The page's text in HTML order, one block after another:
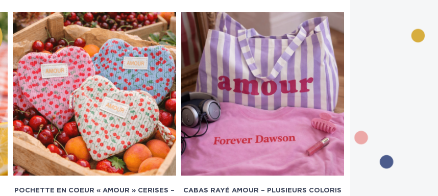
POCHETTE EN COEUR « AMOUR » CERISES –
CABAS RAYÉ AMOUR – PLUSIEURS COLORIS